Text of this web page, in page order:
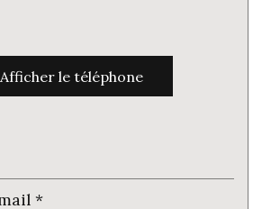
Afficher le téléphone